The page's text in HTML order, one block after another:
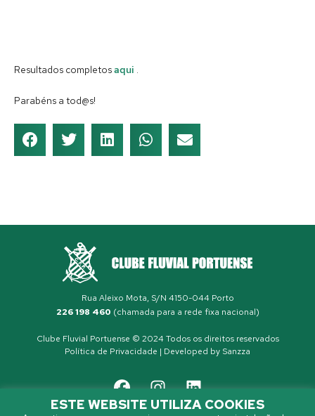
Resultados completosaqui .
Parabéns a tod@s!
Rua Aleixo Mota, S/N 4150-044 Porto
226 198 460 (chamada para a rede fixa nacional)
Clube Fluvial Portuense © 2024 Todos os direitos reservados
Política de Privacidade | Developed by Sanzza
ESTE WEBSITE UTILIZA COOKIES